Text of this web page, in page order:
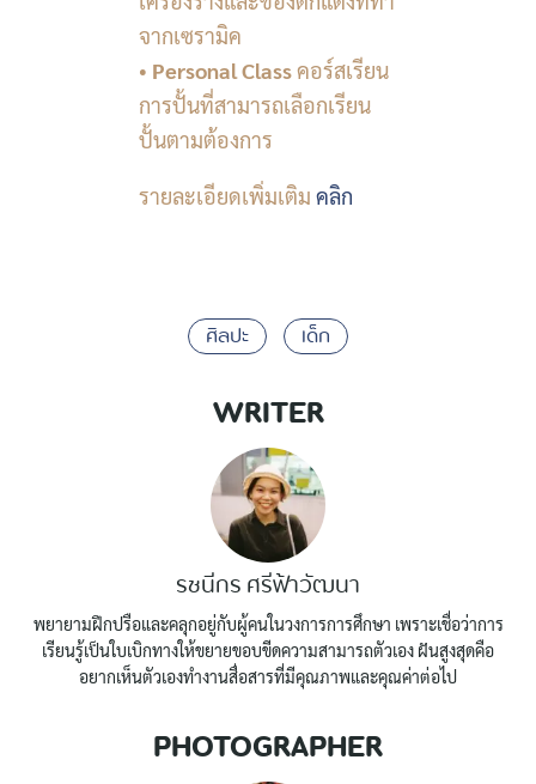
จากเซรามิค
• Personal Classคอร์สเรียน
การปั้นที่สามารถเลือกเรียน
ปั้นตามต้องการ
รายละเอียดเพิ่มเติมคลิก
ศิลปะ เด็ก
WRITER
รชนีกร ศรีฟ้าวัฒนา
พยายามฝึกปรือและคลุกอยู่กับผู้คนในวงการการศึกษา เพราะเชื่อว่าการ
เรียนรู้เป็นใบเบิกทางให้ขยายขอบขีดความสามารถตัวเอง ฝันสูงสุดคือ
อยากเห็นตัวเองทำงานสื่อสารที่มีคุณภาพและคุณค่าต่อไป
PHOTOGRAPHER